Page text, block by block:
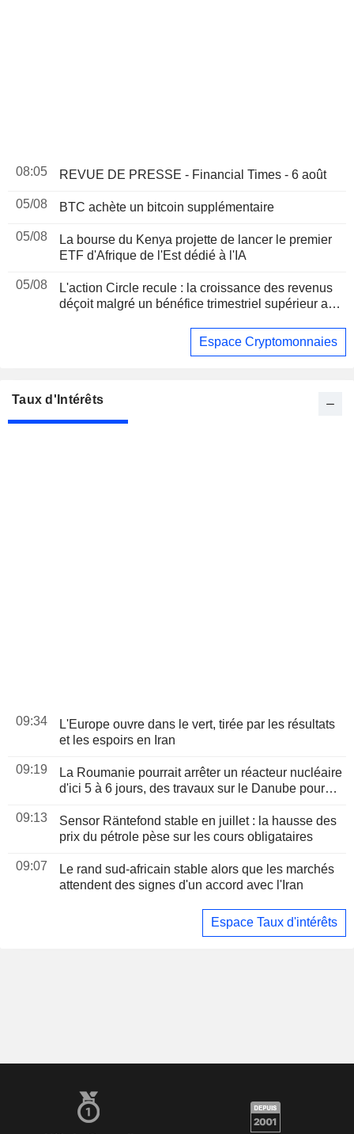
08:05 REVUE DE PRESSE - Financial Times - 6 août
05/08 BTC achète un bitcoin supplémentaire
05/08
La bourse du Kenya projette de lancer le premier
ETF d'Afrique de l'Est dédié à l'IA
05/08
L'action Circle recule : la croissance des revenus
déçoit malgré un bénéfice trimestriel supérieur aux
Espace Cryptomonnaies
Taux d'Intérêts
09:34
L'Europe ouvre dans le vert, tirée par les résultats
et les espoirs en Iran
09:19
La Roumanie pourrait arrêter un réacteur nucléaire
d'ici 5 à 6 jours, des travaux sur le Danube pour
09:13
Sensor Räntefond stable en juillet : la hausse des
prix du pétrole pèse sur les cours obligataires
09:07
Le rand sud-africain stable alors que les marchés
attendent des signes d'un accord avec l'Iran
Espace Taux d'intérêts